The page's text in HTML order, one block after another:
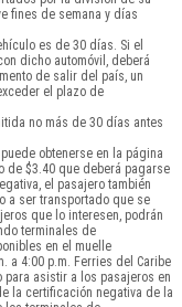
fines de semana y días
es de 30 días. Si el
dicho automóvil, deberá
de salir del país, un
el plazo de
no más de 30 días antes
obtenerse en la página
de $3.40 que deberá pagarse
el pasajero también
a ser transportado que se
que lo interesen, podrán
terminales de
en el muelle
a 4:00 p.m. Ferries del Caribe
asistir a los pasajeros en
la certificación negativa de la